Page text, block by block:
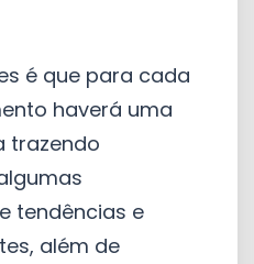
é que para cada
haverá uma
trazendo
tendências e
além de